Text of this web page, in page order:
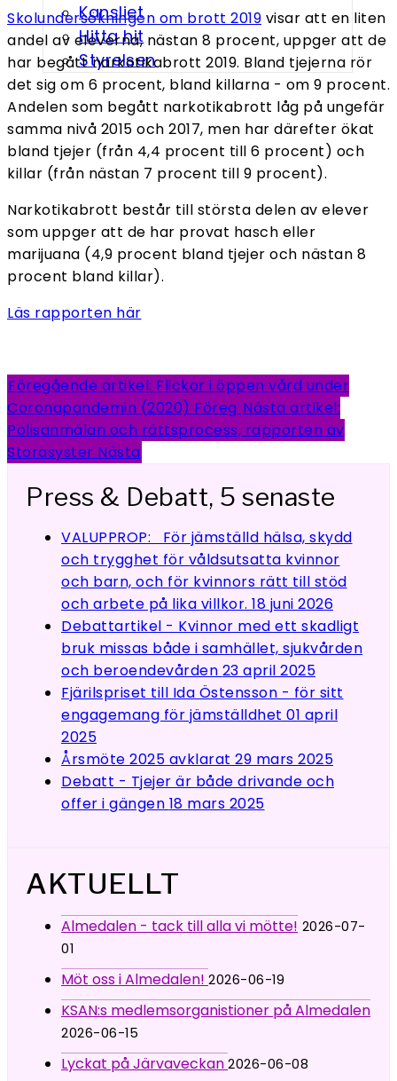
Kansliet
Hitta hit
Styrelsen
Skolundersökningen om brott 2019 visar att en liten
andel av eleverna, nästan 8 procent, uppger att de
har begått narkotikabrott 2019. Bland tjejerna rör
det sig om 6 procent, bland killarna - om 9 procent.
Andelen som begått narkotikabrott låg på ungefär
samma nivå 2015 och 2017, men har därefter ökat
bland tjejer (från 4,4 procent till 6 procent) och
killar (från nästan 7 procent till 9 procent).
Narkotikabrott består till största delen av elever
som uppger att de har provat hasch eller
marijuana (4,9 procent bland tjejer och nästan 8
procent bland killar).
Läs rapporten här
Föregående artikel: Flickor i öppen vård under
Coronapandemin (2020) Föreg Nästa artikel:
Polisanmälan och rättsprocess, rapporten av
Storasyster Nästa
Press & Debatt, 5 senaste
VALUPPROP: För jämställd hälsa, skydd
och trygghet för våldsutsatta kvinnor
och barn, och för kvinnors rätt till stöd
och arbete på lika villkor. 18 juni 2026
Debattartikel - Kvinnor med ett skadligt
bruk missas både i samhället, sjukvården
och beroendevården 23 april 2025
Fjärilspriset till Ida Östensson - för sitt
engagemang för jämställdhet 01 april
2025
Årsmöte 2025 avklarat 29 mars 2025
Debatt - Tjejer är både drivande och
offer i gängen 18 mars 2025
AKTUELLT
Almedalen - tack till alla vi mötte! 2026-07-
01
Möt oss i Almedalen! 2026-06-19
KSAN:s medlemsorganistioner på Almedalen
2026-06-15
Lyckat på Järvaveckan 2026-06-08